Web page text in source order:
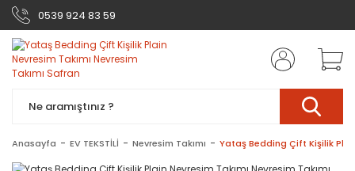
0539 924 83 59
Anasayfa EV TEKSTİLİ Nevresim Takımı Yataş Bedding Çift Kişilik